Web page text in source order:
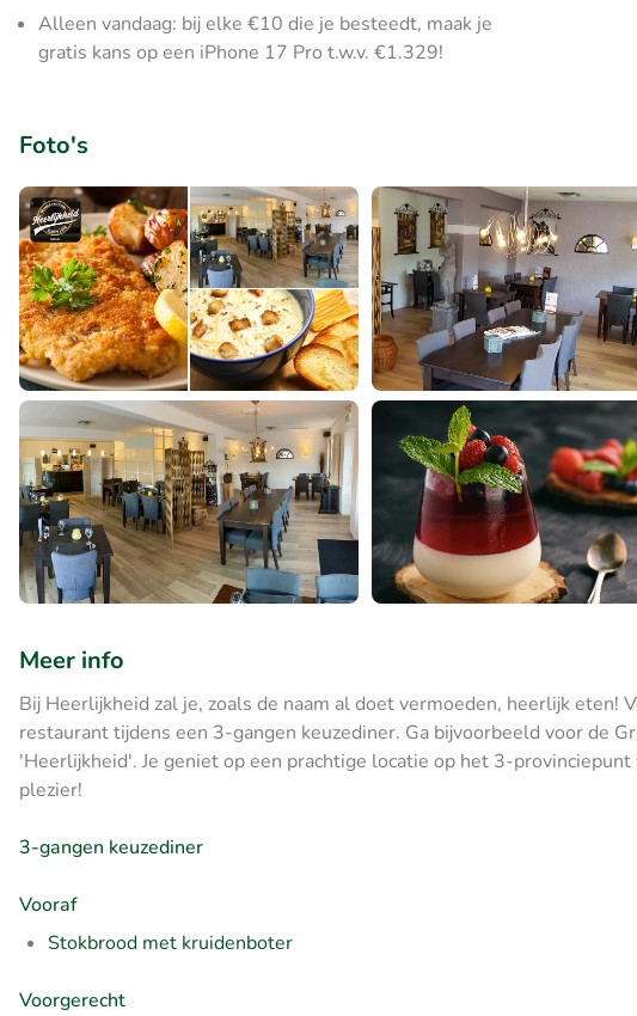
Alleen vandaag: bij elke €10 die je besteedt, maak je
gratis kans op een iPhone 17 Pro t.w.v. €1.329!
Foto's
Meer info
Bij Heerlijkheid zal je, zoals de naam al doet vermoeden, heerlijk eten!
restaurant tijdens een 3-gangen keuzediner. Ga bijvoorbeeld voor de
'Heerlijkheid'. Je geniet op een prachtige locatie op het 3-
plezier!
3-gangen keuzediner
Vooraf
Stokbrood met kruidenboter
Voorgerecht